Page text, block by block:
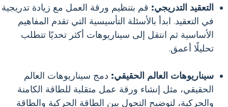
التعقيد التدريجي: قم بتنظيم ورقة العمل مع زيادة تدريجية
في التعقيد. ابدأ بالأسئلة التأسيسية التي تقدم المفاهيم
الأساسية ثم انتقل إلى سيناريوهات أكثر تحديًا تتطلب
تحليلًا أعمق.
سيناريوهات العالم الحقيقي: دمج سيناريوهات العالم
الحقيقي، مثل إنشاء ورقة عمل متقلبة للطاقة الكامنة
والحركية، لتوضيح التحول بين الطاقة الحركية والطاقة